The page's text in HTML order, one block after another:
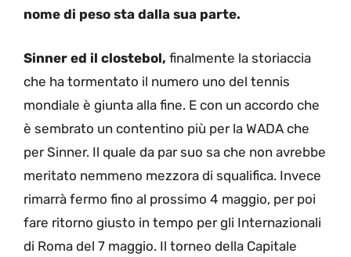
nome di peso sta dalla sua parte.
Sinner ed il clostebol, finalmente la storiaccia
che ha tormentato il numero uno del tennis
mondiale è giunta alla fine. E con un accordo che
è sembrato un contentino più per la WADA che
per Sinner. Il quale da par suo sa che non avrebbe
meritato nemmeno mezzora di squalifica. Invece
rimarrà fermo fino al prossimo 4 maggio, per poi
fare ritorno giusto in tempo per gli Internazionali
di Roma del 7 maggio. Il torneo della Capitale